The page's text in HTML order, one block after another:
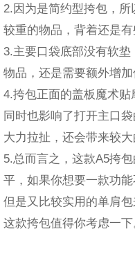
2.因为是简约型挎包，
较重的物品，背着还是有
3.主要口袋底部没有软
物品，还是需要额外增
4.挎包正面的盖板魔术
同时也影响了打开主口
大力拉扯，还会带来较
5.总而言之，这款A5挎
平，如果你想要一款功
但是又比较实用的单肩
这款挎包值得你考虑一下